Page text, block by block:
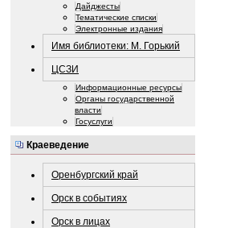
Дайджесты
Тематические списки
Электронные издания
Имя библиотеки: М. Горький
ЦСЗИ
Информационные ресурсы
Органы государственной
власти
Госуслуги
Краеведение
Оренбургский край
Орск в событиях
Орск в лицах